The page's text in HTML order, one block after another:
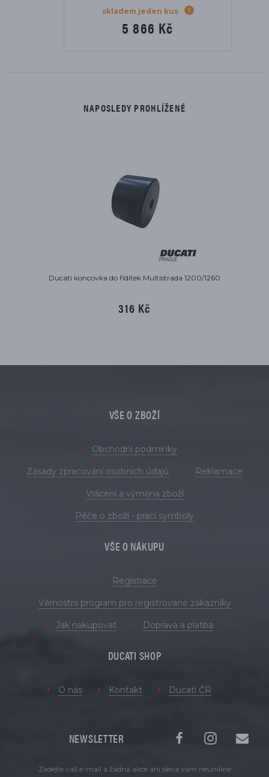
skladem jeden kus
5 866 Kč
NAPOSLEDY PROHLÍŽENÉ
Ducati koncovka do řídítek Multistrada 1200/1260
316 Kč
VŠE O ZBOŽÍ
Obchodní podmínky
Zásady zpracování osobních údajů Reklamace
Vrácení a výměna zboží
Péče o zboží - prací symboly
VŠE O NÁKUPU
Registrace
Věrnostní program pro registrované zákazníky
Jak nakupovat Doprava a platba
DUCATI SHOP
O nás Kontakt Ducati ČR
NEWSLETTER
Zadejte váš e-mail a žádná akce ani sleva vám neunikne